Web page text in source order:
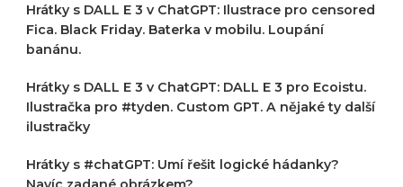
Hrátky s DALL E 3 v ChatGPT: Ilustrace pro censored
Fica. Black Friday. Baterka v mobilu. Loupání
banánu.
Hrátky s DALL E 3 v ChatGPT: DALL E 3 pro Ecoistu.
Ilustračka pro #tyden. Custom GPT. A nějaké ty další
ilustračky
Hrátky s #chatGPT: Umí řešit logické hádanky?